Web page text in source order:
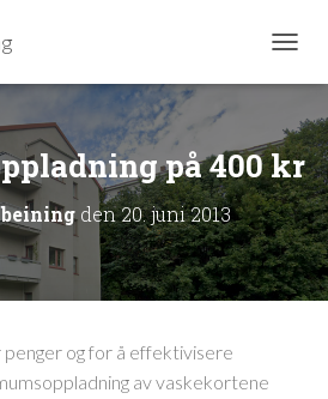
I
/
S
K
J
U
L
N
A
på 400 kr
beiningden20. juni 2013
penger og for å effektivisere
av vaskekortene